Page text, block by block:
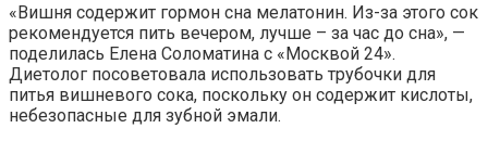
«Вишня содержит гормон сна мелатонин. Из-за этого сок
рекомендуется пить вечером, лучше – за час до сна», —
поделилась Елена Соломатина с «Москвой 24».
Диетолог посоветовала использовать трубочки для
питья вишневого сока, поскольку он содержит кислоты,
небезопасные для зубной эмали.